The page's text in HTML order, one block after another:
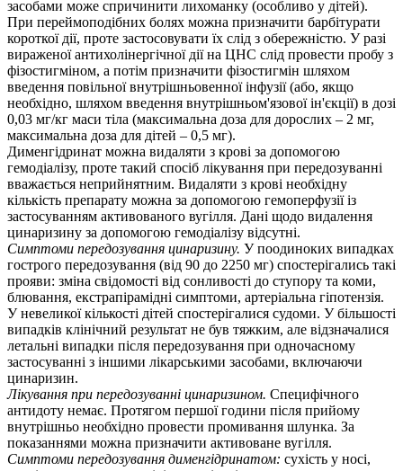
засобами може спричинити лихоманку (особливо у дітей).
При переймоподібних болях можна призначити барбітурати
короткої дії, проте застосовувати їх слід з обережністю. У разі
вираженої антихолінергічної дії на ЦНС слід провести пробу з
фізостигміном, а потім призначити фізостигмін шляхом
введення повільної внутрішньовенної інфузії (або, якщо
необхідно, шляхом введення внутрішньом'язової ін'єкції) в дозі
0,03 мг/кг маси тіла (максимальна доза для дорослих – 2 мг,
максимальна доза для дітей – 0,5 мг).
Дименгідринат можна видаляти з крові за допомогою
гемодіалізу, проте такий спосіб лікування при передозуванні
вважається неприйнятним. Видаляти з крові необхідну
кількість препарату можна за допомогою гемоперфузії із
застосуванням активованого вугілля. Дані щодо видалення
цинаризину за допомогою гемодіалізу відсутні.
Симптоми передозування цинаризину. У поодиноких випадках
гострого передозування (від 90 до 2250 мг) спостерігались такі
прояви: зміна свідомості від сонливості до ступору та коми,
блювання, екстрапірамідні симптоми, артеріальна гіпотензія.
У невеликої кількості дітей спостерігалися судоми. У більшості
випадків клінічний результат не був тяжким, але відзначалися
летальні випадки після передозування при одночасному
застосуванні з іншими лікарськими засобами, включаючи
цинаризин.
Лікування при передозуванні цинаризином. Специфічного
антидоту немає. Протягом першої години після прийому
внутрішньо необхідно провести промивання шлунка. За
показаннями можна призначити активоване вугілля.
Симптоми передозування дименгідринатом: сухість у носі,